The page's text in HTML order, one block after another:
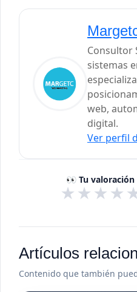
Consultor
sistemas
web,
digital.
Ver perfil
👀 Tu valoración
★
★
★
★
Artículos
Contenido que también